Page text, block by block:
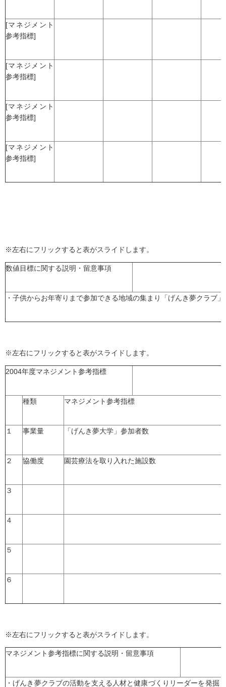
[マネジメント
参考指標]
[マネジメント
参考指標]
[マネジメント
参考指標]
[マネジメント
参考指標]
※左右にフリックすると表がスライドします。
数値目標に関する説明・留意事項
・子供からお年寄りまで参加できる地域の集まり「げんき夢クラブ
※左右にフリックすると表がスライドします。
2004年度マネジメント参考指標
種類 マネジメント参考指標
１ 事業量 「げんき夢大学」参加者数
２ 協働度 園芸療法を取り入れた施設数
３
４
５
６
※左右にフリックすると表がスライドします。
マネジメント参考指標に関する説明・留意事項
・げんき夢クラブの活動を支える人材と健康づくりリーダーを発掘